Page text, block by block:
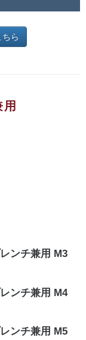
ら
ンチ兼用 M3
ンチ兼用 M4
ンチ兼用 M5